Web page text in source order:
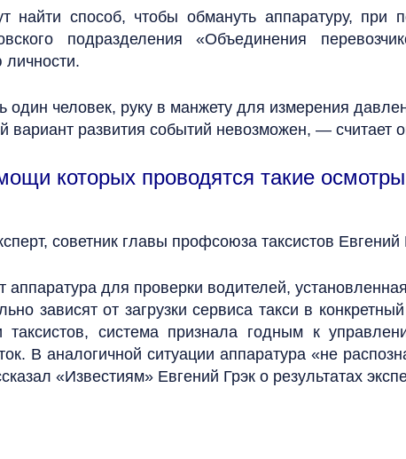
найти способ, чтобы обмануть аппаратуру, при
подразделения «Объединения
человек, руку в манжету для измерения
вариант развития событий невозможен, — считает
которых проводятся такие
советник главы профсоюза таксистов Евгений
для проверки водителей,
зависят от загрузки сервиса такси в
система признала годным к
В аналогичной ситуации аппаратура «не
«Известиям» Евгений Грэк о результатах